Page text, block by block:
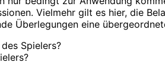
Vielmehr gilt es hier, die
Überlegungen eine
Spielers?